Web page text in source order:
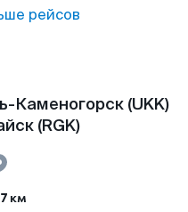
рейсов
Каменогорск (UKK)
(RGK)
км